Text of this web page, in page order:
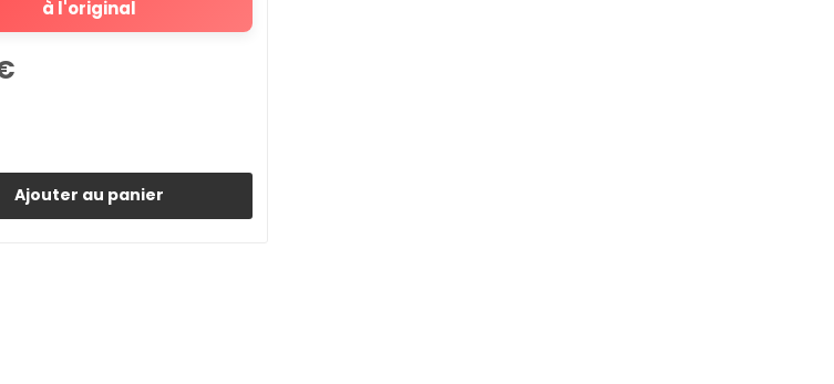
à l'original
Ajouter au panier